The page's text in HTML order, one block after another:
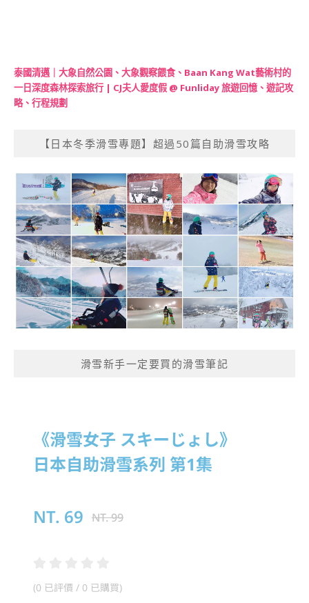
泰國清邁｜大象自然公園、大象觀察餵食、Baan Kang Wat藝術村的
一日深度森林探索旅行 | CJ夫人愛度假 @ Funliday 旅遊回憶、遊記攻
略、行程規劃
【日本冬季滑雪專題】超過50篇自助滑雪攻略
滑雪新手一定要買的滑雪筆記